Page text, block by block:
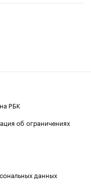
РБК
об ограничениях
данных